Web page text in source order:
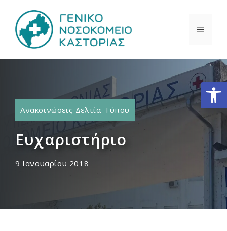
περιεχόμενο
Ανακοινώσεις Δελτία-Τύπου
Ευχαριστήριο
9 Ιανουαρίου 2018